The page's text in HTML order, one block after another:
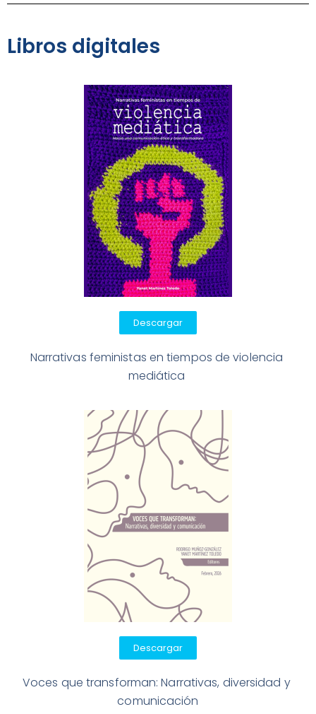
Libros digitales
Descargar
Narrativas feministas en tiempos de violencia
mediática
Descargar
Voces que transforman: Narrativas, diversidad y
comunicación